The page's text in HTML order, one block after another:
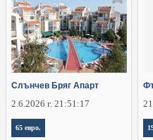
Слънчев Бряг Апарт
2.6.2026 г. 21:51:17
65 евро.